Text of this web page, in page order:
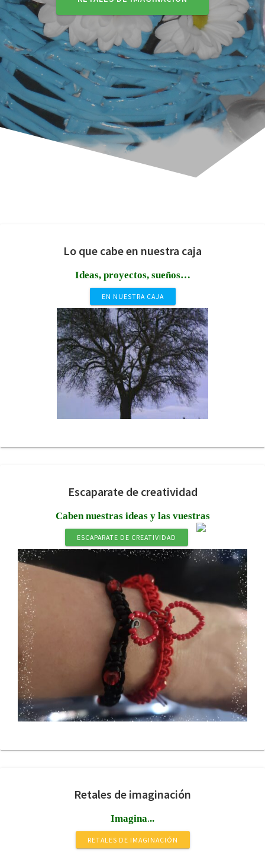
Lo que cabe en nuestra caja
Ideas, proyectos, sueños…
EN NUESTRA CAJA
Escaparate de creatividad
Caben nuestras ideas y las vuestras
ESCAPARATE DE CREATIVIDAD
Retales de imaginación
Imagina...
RETALES DE IMAGINACIÓN